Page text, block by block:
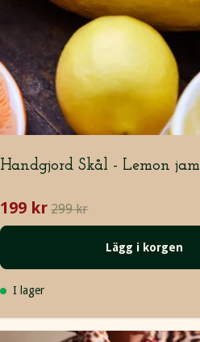
Handgjord Skål - Lemon jam
199 kr 299 kr
Lägg i korgen
I lager